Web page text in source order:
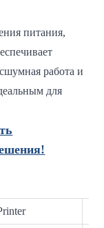
питания,
работа и
для